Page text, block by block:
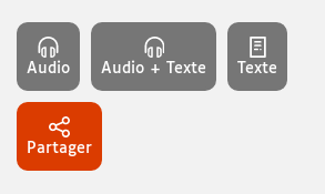
Audio Audio + Texte Texte
Partager